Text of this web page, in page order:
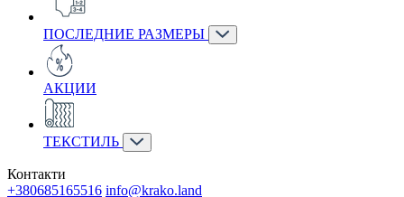
ПОСЛЕДНИЕ РАЗМЕРЫ
АКЦИИ
ТЕКСТИЛЬ
Контакти
+380685165516 info@krako.land